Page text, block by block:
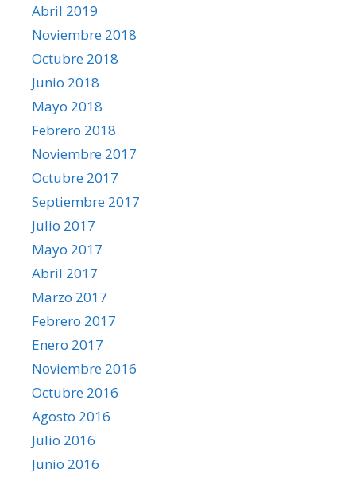
Abril 2019
Noviembre 2018
Octubre 2018
Junio 2018
Mayo 2018
Febrero 2018
Noviembre 2017
Octubre 2017
Septiembre 2017
Julio 2017
Mayo 2017
Abril 2017
Marzo 2017
Febrero 2017
Enero 2017
Noviembre 2016
Octubre 2016
Agosto 2016
Julio 2016
Junio 2016